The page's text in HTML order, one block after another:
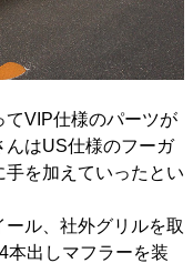
てVIP仕様のパーツが
んはUS仕様のフーガ
を加えていったとい
ル、社外グリルを取
本出しマフラーを装